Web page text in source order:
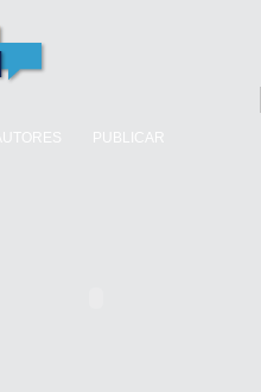
AUTORES PUBLICAR